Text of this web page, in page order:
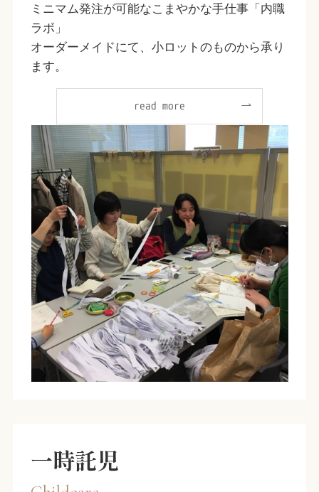
ミニマム発注が可能なこまやかな手仕事「内職
ラボ」
オーダーメイドにて、小ロットのものから承り
ます。
read more
一時託児